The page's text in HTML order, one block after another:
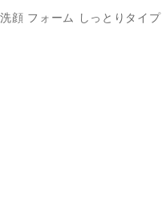
洗顔 フォーム しっとりタイプ